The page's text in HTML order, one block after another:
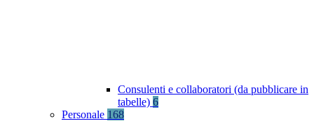
Consulenti e collaboratori (da pubblicare in
tabelle) 6
Personale 168